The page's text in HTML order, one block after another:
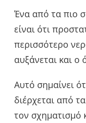
Ένα από τα πιο
είναι ότι
περισσότερο
αυξάνεται και
Αυτό σημαίνει
διέρχεται από
τον